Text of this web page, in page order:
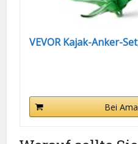
VEVOR Kajak-Anker-
Bei